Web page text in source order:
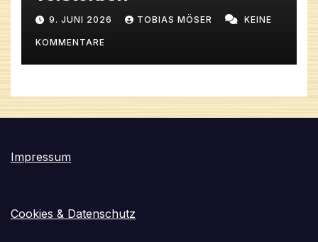
9. JUNI 2026 TOBIAS MÖSER KEINE
KOMMENTARE
Impressum
Cookies & Datenschutz